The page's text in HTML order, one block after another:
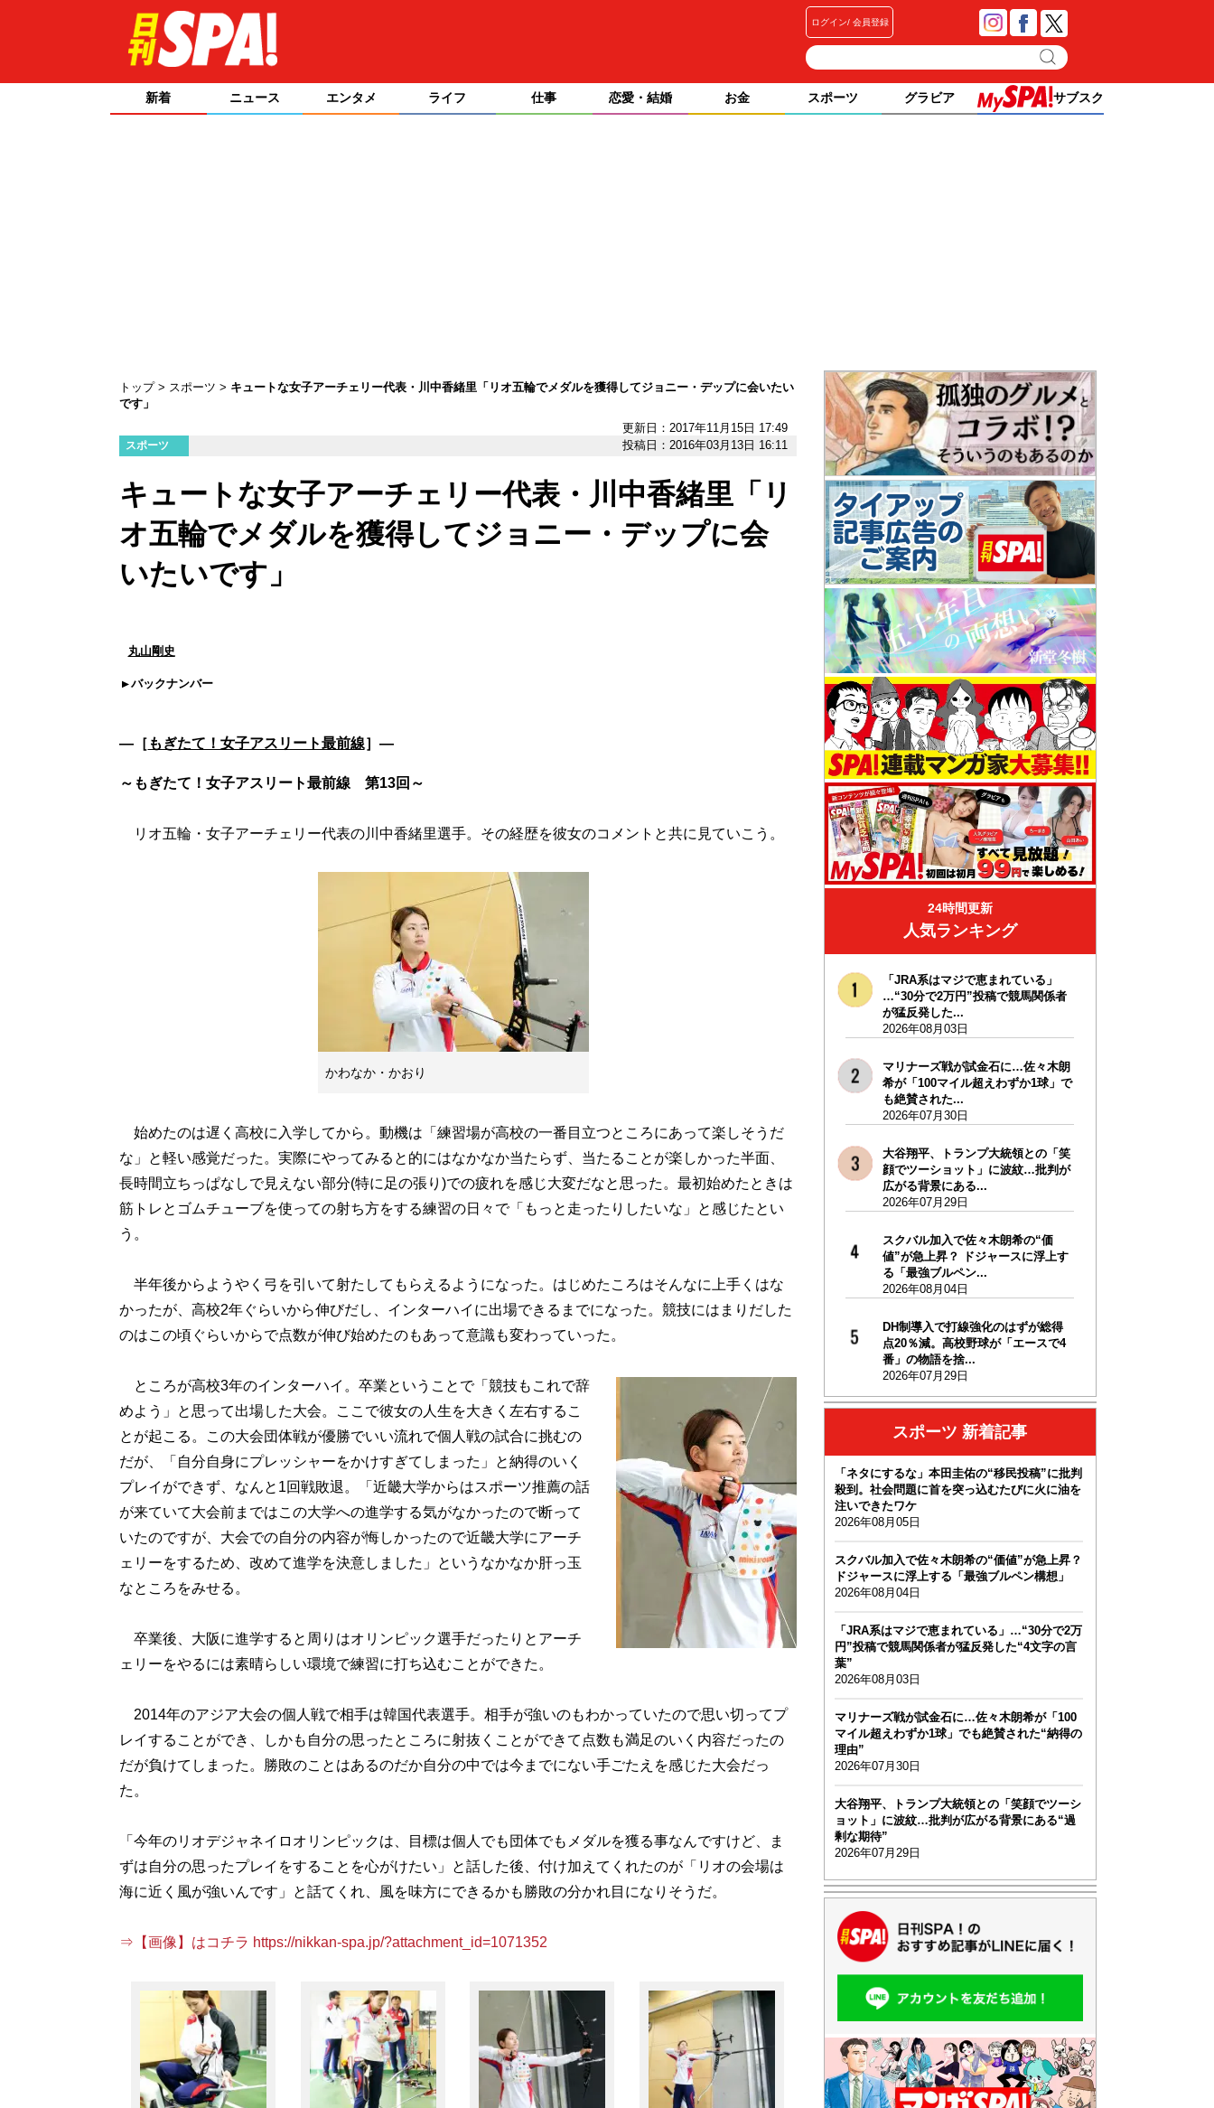
ログイン 会員登録
新着 ニュース エンタメ ライフ 仕事 恋愛・結婚 お金 スポーツ グラビア サブスク
トップ スポーツ
キュートな女子アーチェリー代表・川中香緒里「リオ五輪でメダルを獲得してジョニー・デップに会いたい
です」
更新日：2017年11月15日 17:49
スポーツ 投稿日：2016年03月13日 16:11
キュートな女子アーチェリー代表・川中香緒里「リ
オ五輪でメダルを獲得してジョニー・デップに会
いたいです」
丸山剛史
バックナンバー
―［ もぎたて！女子アスリート最前線］―
～もぎたて！女子アスリート最前線 第13回～
リオ五輪・女子アーチェリー代表の川中香緒里選手。その経歴を彼女のコメントと共に見ていこう。
かわなか・かおり
始めたのは遅く高校に入学してから。動機は「練習場が高校の一番目立つところにあって楽しそうだ
な」と軽い感覚だった。実際にやってみると的にはなかなか当たらず、当たることが楽しかった半面、
長時間立ちっぱなしで見えない部分(特に足の張り)での疲れを感じ大変だなと思った。最初始めたときは
筋トレとゴムチューブを使っての射ち方をする練習の日々で「もっと走ったりしたいな」と感じたとい
う。
半年後からようやく弓を引いて射たしてもらえるようになった。はじめたころはそんなに上手くはな
かったが、高校2年ぐらいから伸びだし、インターハイに出場できるまでになった。競技にはまりだした
のはこの頃ぐらいからで点数が伸び始めたのもあって意識も変わっていった。
ところが高校3年のインターハイ。卒業ということで「競技もこれで辞
めよう」と思って出場した大会。ここで彼女の人生を大きく左右するこ
とが起こる。この大会団体戦が優勝でいい流れで個人戦の試合に挑むの
だが、「自分自身にプレッシャーをかけすぎてしまった」と納得のいく
プレイができず、なんと1回戦敗退。「近畿大学からはスポーツ推薦の話
が来ていて大会前まではこの大学への進学する気がなかったので断って
いたのですが、大会での自分の内容が悔しかったので近畿大学にアーチ
ェリーをするため、改めて進学を決意しました」というなかなか肝っ玉
なところをみせる。
卒業後、大阪に進学すると周りはオリンピック選手だったりとアーチ
ェリーをやるには素晴らしい環境で練習に打ち込むことができた。
2014年のアジア大会の個人戦で相手は韓国代表選手。相手が強いのもわかっていたので思い切ってプ
レイすることができ、しかも自分の思ったところに射抜くことができて点数も満足のいく内容だったの
だが負けてしまった。勝敗のことはあるのだか自分の中では今までにない手ごたえを感じた大会だっ
た。
「今年のリオデジャネイロオリンピックは、目標は個人でも団体でもメダルを獲る事なんですけど、ま
ずは自分の思ったプレイをすることを心がけたい」と話した後、付け加えてくれたのが「リオの会場は
海に近く風が強いんです」と話てくれ、風を味方にできるかも勝敗の分かれ目になりそうだ。
⇒【画像】はコチラ https://nikkan-spa.jp/?attachment_id=1071352
24時間更新
人気ランキング
「JRA系はマジで恵まれている」
…“30分で2万円”投稿で競馬関係者
が猛反発した...
2026年08月03日
マリナーズ戦が試金石に…佐々木朗
希が「100マイル超えわずか1球」で
も絶賛された...
2026年07月30日
大谷翔平、トランプ大統領との「笑
顔でツーショット」に波紋…批判が
広がる背景にある...
2026年07月29日
スクバル加入で佐々木朗希の“価
値”が急上昇？ ドジャースに浮上す
る「最強ブルペン...
2026年08月04日
DH制導入で打線強化のはずが総得
点20％減。高校野球が「エースで4
番」の物語を捨...
2026年07月29日
スポーツ 新着記事
「ネタにするな」本田圭佑の“移民投稿”に批判
殺到。社会問題に首を突っ込むたびに火に油を
注いできたワケ
2026年08月05日
スクバル加入で佐々木朗希の“価値”が急上昇？
ドジャースに浮上する「最強ブルペン構想」
2026年08月04日
「JRA系はマジで恵まれている」…“30分で2万
円”投稿で競馬関係者が猛反発した“4文字の言
葉”
2026年08月03日
マリナーズ戦が試金石に…佐々木朗希が「100
マイル超えわずか1球」でも絶賛された“納得の
理由”
2026年07月30日
大谷翔平、トランプ大統領との「笑顔でツーシ
ョット」に波紋…批判が広がる背景にある“過
剰な期待”
2026年07月29日